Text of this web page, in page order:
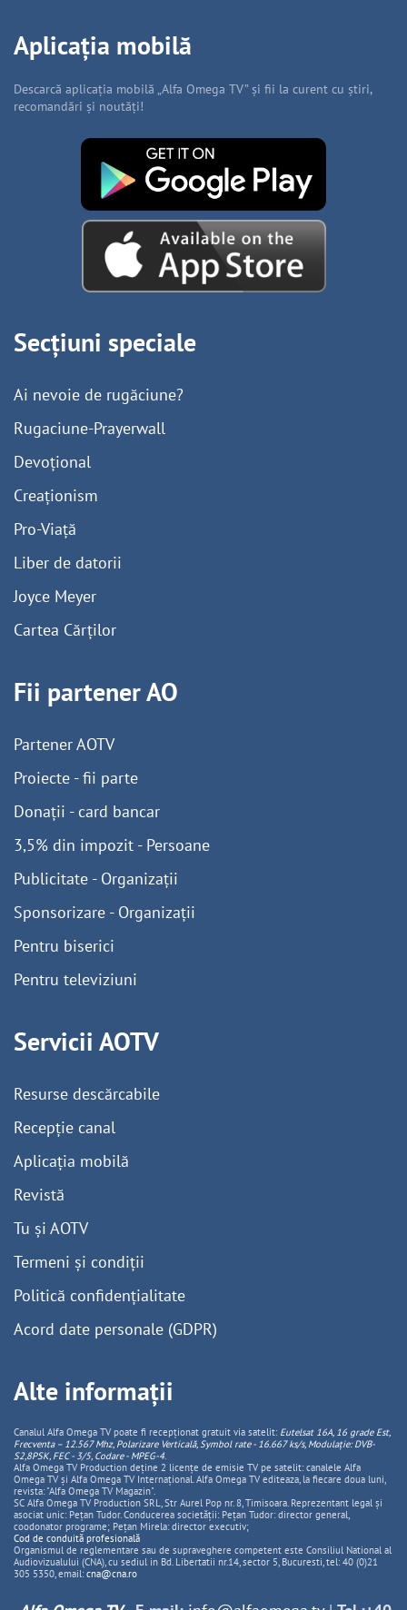
Aplicația mobilă
Descarcă aplicația mobilă „Alfa Omega TV” și fii la curent cu știri,
recomandări și noutăți!
Secțiuni speciale
Ai nevoie de rugăciune?
Rugaciune-Prayerwall
Devoțional
Creaționism
Pro-Viață
Liber de datorii
Joyce Meyer
Cartea Cărților
Fii partener AO
Partener AOTV
Proiecte - fii parte
Donații - card bancar
3,5% din impozit - Persoane
Publicitate - Organizații
Sponsorizare - Organizații
Pentru biserici
Pentru televiziuni
Servicii AOTV
Resurse descărcabile
Recepție canal
Aplicația mobilă
Revistă
Tu și AOTV
Termeni și condiții
Politică confidențialitate
Acord date personale (GDPR)
Alte informații
Canalul Alfa Omega TV poate fi recepționat gratuit via satelit: Eutelsat 16A, 16 grade Est,
Frecventa – 12.567 Mhz, PolarizareVerticală, Symbol rate - 16.667 ks/s, Modulație: DVB-
S2,8PSK, FEC - 3/5, Codare - MPEG-4.
Alfa Omega TV Production deține 2 licențe de emisie TV pe satelit: canalele Alfa
Omega TV și Alfa Omega TV Internațional. Alfa Omega TV editeaza, la fiecare doua luni,
revista: "Alfa Omega TV Magazin".
SC Alfa Omega TV Production SRL, Str Aurel Pop nr. 8, Timisoara. Reprezentant legal și
asociat unic: Pețan Tudor. Conducerea societății: Pețan Tudor: director general,
coodonator programe; Pețan Mirela: director executiv;
Cod de conduită profesională
Organismul de reglementare sau de supraveghere competent este Consiliul National al
Audiovizualului (CNA), cu sediul in Bd. Libertatii nr.14, sector 5, Bucuresti, tel: 40 (0)21
305 5350, email: cna@cna.ro